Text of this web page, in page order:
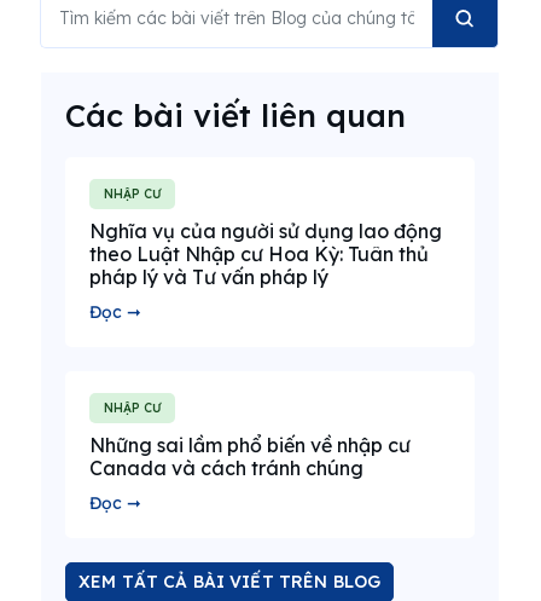
Các bài viết liên quan
NHẬP CƯ
Nghĩa vụ của người sử dụng lao động
theo Luật Nhập cư Hoa Kỳ: Tuân thủ
pháp lý và Tư vấn pháp lý
Đọc ➞
NHẬP CƯ
Những sai lầm phổ biến về nhập cư
Canada và cách tránh chúng
Đọc ➞
XEM TẤT CẢ BÀI VIẾT TRÊN BLOG